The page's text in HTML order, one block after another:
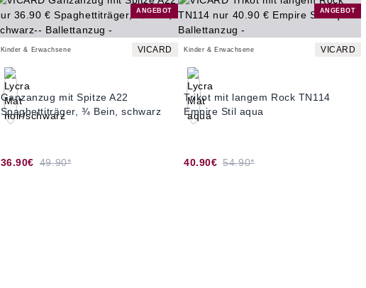
ANGEBOT
Kinder & Erwachsene VICARD
Ganzanzug mit Spitze A22
Spaghettiträger, ¾ Bein, schwarz
36.90€ 49.90*
ANGEBOT
Kinder & Erwachsene VICARD
Trikot mit langem Rock TN114
Empire Stil aqua
40.90€ 54.90*